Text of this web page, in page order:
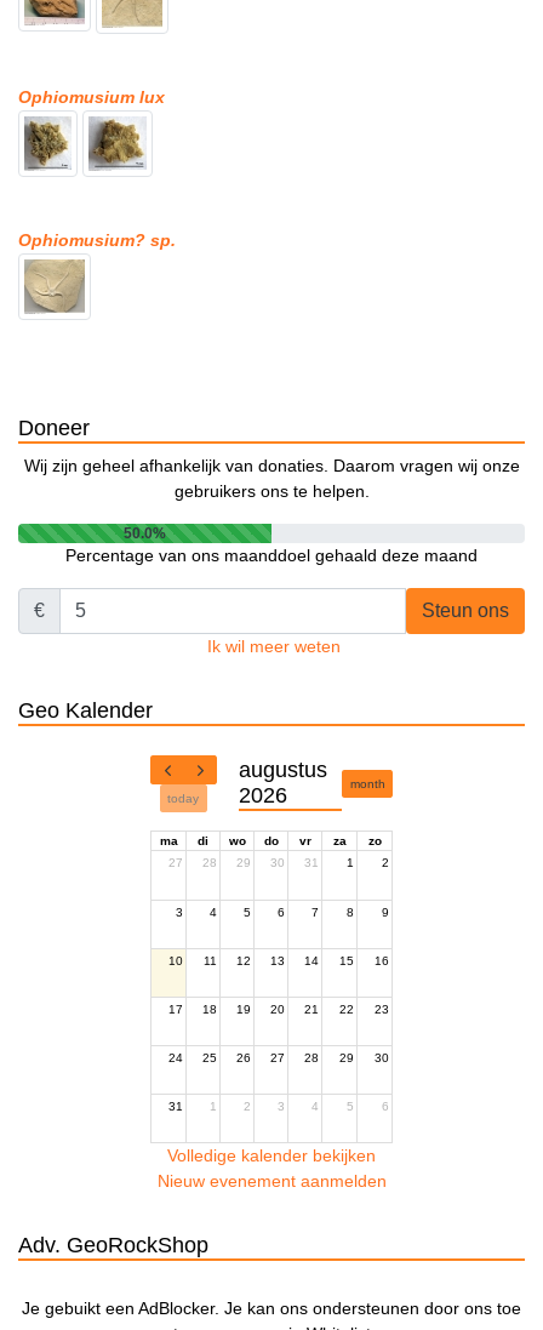
Ophiomusium lux
Ophiomusium? sp.
Doneer
Wij zijn geheel afhankelijk van donaties. Daarom vragen wij onze
gebruikers ons te helpen.
50.0%
Percentage van ons maanddoel gehaald deze maand
€ Steun ons
Ik wil meer weten
Geo Kalender
today
augustus
2026
month
ma di wo do vr za
zo
27
28 29 30 31 1 2
3 4 5 6 7 8 9
10 11 12 13 14 15 16
17 18 19 20 21 22 23
24 25 26 27 28 29 30
31 1 2 3 4 5 6
Volledige kalender bekijken
Nieuw evenement aanmelden
Adv. GeoRockShop
Je gebuikt een AdBlocker. Je kan ons ondersteunen door ons toe